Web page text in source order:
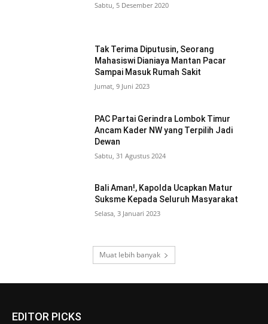
Sabtu, 5 Desember 2020
Tak Terima Diputusin, Seorang
Mahasiswi Dianiaya Mantan Pacar
Sampai Masuk Rumah Sakit
Jumat, 9 Juni 2023
PAC Partai Gerindra Lombok Timur
Ancam Kader NW yang Terpilih Jadi
Dewan
Sabtu, 31 Agustus 2024
Bali Aman!, Kapolda Ucapkan Matur
Suksme Kepada Seluruh Masyarakat
Selasa, 3 Januari 2023
Muat lebih banyak
EDITOR PICKS